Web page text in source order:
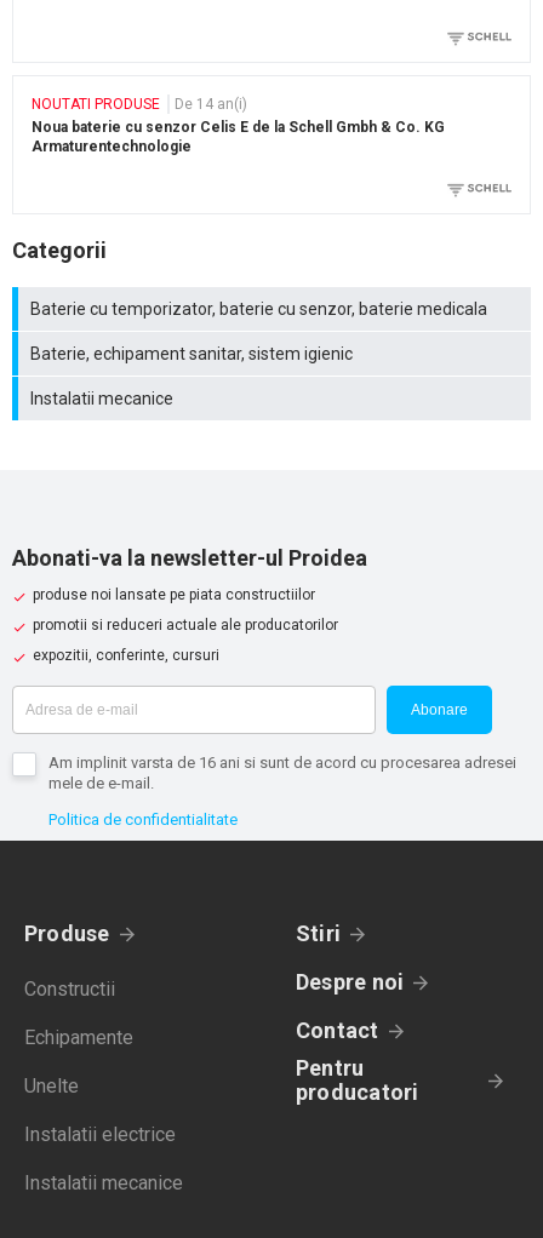
NOUTATI PRODUSE
De 14 an(i)
Noua baterie cu senzor Celis E de la Schell Gmbh & Co. KG
Armaturentechnologie
Categorii
Baterie cu temporizator, baterie cu senzor, baterie medicala
Baterie, echipament sanitar, sistem igienic
Instalatii mecanice
Abonati-va la newsletter-ul Proidea
produse noi lansate pe piata constructiilor
promotii si reduceri actuale ale producatorilor
expozitii, conferinte, cursuri
Abonare
Am implinit varsta de 16 ani si sunt de acord cu procesarea adresei
mele de e-mail.
Politica de confidentialitate
Produse
Constructii
Echipamente
Unelte
Instalatii electrice
Instalatii mecanice
Stiri
Despre noi
Contact
Pentru
producatori